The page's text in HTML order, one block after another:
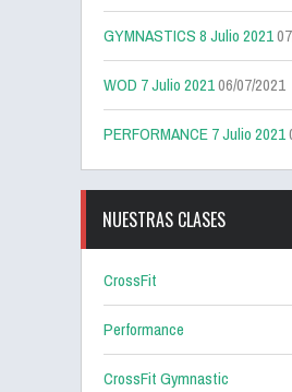
GYMNASTICS 8 Julio 2021
WOD 7 Julio 202106/07/2021
PERFORMANCE 7 Julio 2021
NUESTRAS CLASES
CrossFit
Performance
CrossFit Gymnastic